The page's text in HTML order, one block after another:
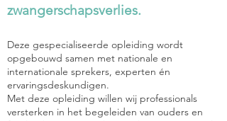
zwangerschapsverlies.
Deze gespecialiseerde opleiding wordt
opgebouwd samen met nationale en
internationale sprekers, experten én
ervaringsdeskundigen.
Met deze opleiding willen wij professionals
versterken in het begeleiden van ouders en